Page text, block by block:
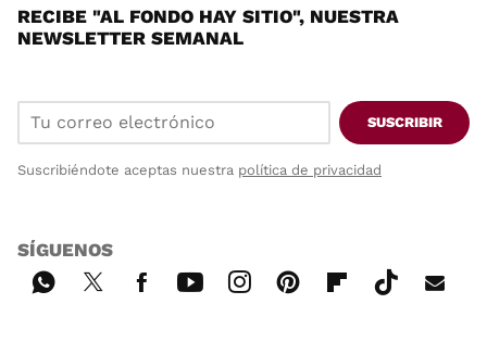
RECIBE "AL FONDO HAY SITIO", NUESTRA
NEWSLETTER SEMANAL
SUSCRIBIR
Suscribiéndote aceptas nuestra política de privacidad
SÍGUENOS